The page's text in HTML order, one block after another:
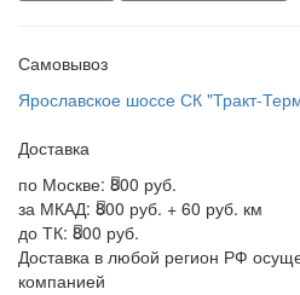
Самовывоз
Ярославское шоссе СК "Тракт-
Доставка
по Москве: 800 руб.
за МКАД: 800 руб. + 60 руб. км
до ТК: 800 руб.
Доставка в любой регион РФ
компанией